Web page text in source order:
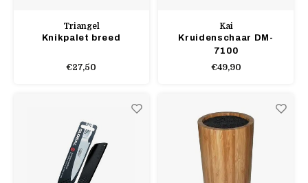
Triangel
Knikpalet breed
€27,50
Kai
Kruidenschaar DM-
7100
€49,90